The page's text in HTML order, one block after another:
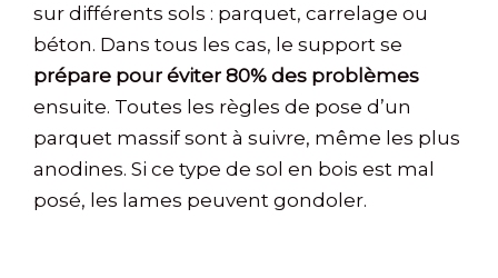
sur différents sols : parquet, carrelage ou
béton. Dans tous les cas, le support se
prépare pour éviter 80% des problèmes
ensuite. Toutes les règles de pose d’un
parquet massif sont à suivre, même les plus
anodines. Si ce type de sol en bois est mal
posé, les lames peuvent gondoler.